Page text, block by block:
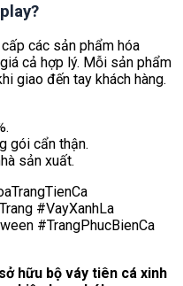
các sản phẩm hóa
cả hợp lý. Mỗi sản phẩm
giao đến tay khách hàng.
gói cẩn thận.
sản xuất.
#VayXanhLa
#TrangPhucBienCa
hữu bộ váy tiên cá xinh